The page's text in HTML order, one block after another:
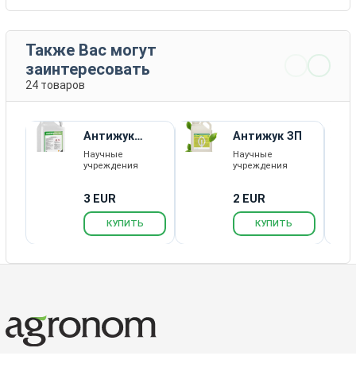
Также Вас могут
заинтересовать
24 товаров
Антижук
Гидро РК
Научные
учреждения
3 EUR
КУПИТЬ
Антижук ЗП
Научные
учреждения
2 EUR
КУПИТЬ